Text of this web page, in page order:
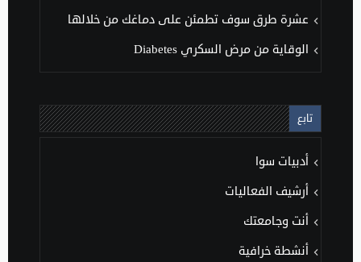
عشرة طرق سوف تطمئن على دماغك من خلالها
الوقاية من مرض السكري Diabetes
تابع
أدبيات سوا
أرشيف الفعاليات
أنت وجامعتك
أنشطة خرافية